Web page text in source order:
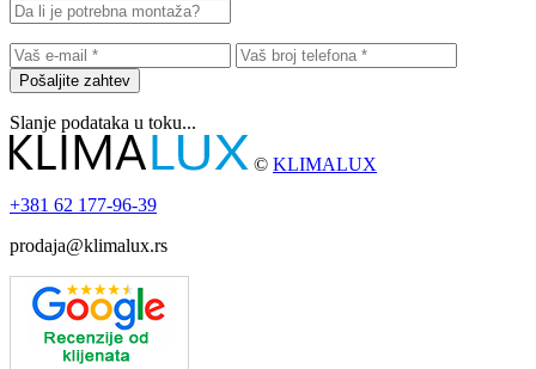
Pošaljite zahtev
Slanje podataka u toku...
© KLIMALUX
+381 62 177-96-39
prodaja@klimalux.rs